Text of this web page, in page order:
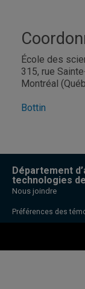
École des
315, rue
Montréal
Bottin
Département
technologies
Nous joindre
Préférences des